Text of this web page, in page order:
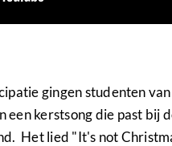
gingen studenten
een kerstsong die past bij
Het lied "It's not